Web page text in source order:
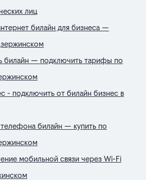
лиц
билайн для бизнеса —
билайн — подключить тарифы по
- подключить от билайн бизнес в
билайн — купить по
мобильной связи через Wi-Fi